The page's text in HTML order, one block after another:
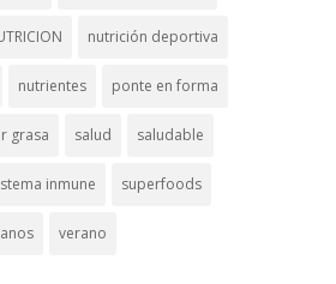
nutrición deportiva
nutrientes ponte en forma
grasa salud saludable
inmune superfoods
verano